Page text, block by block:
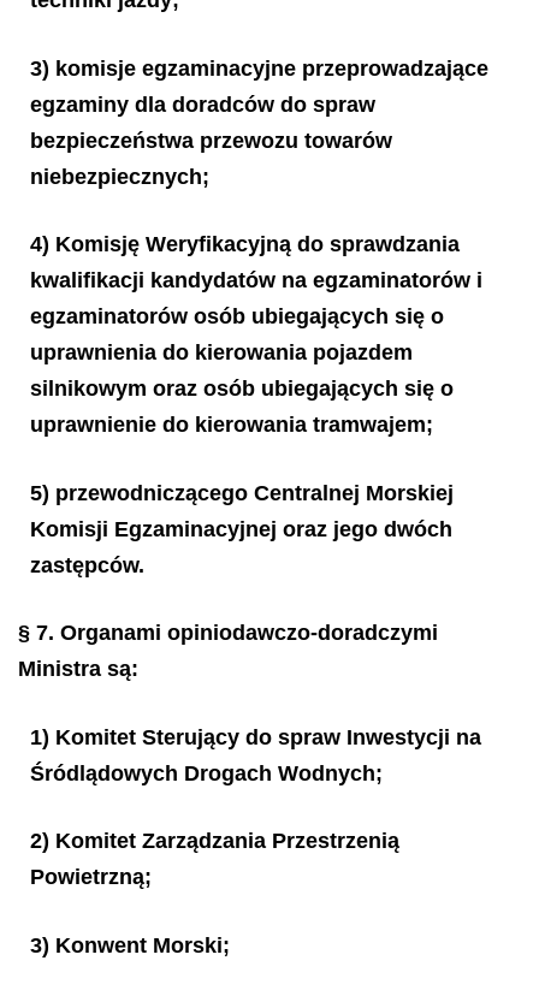
3) komisje egzaminacyjne przeprowadzające
egzaminy dla doradców do spraw
bezpieczeństwa przewozu towarów
niebezpiecznych;
4) Komisję Weryfikacyjną do sprawdzania
kwalifikacji kandydatów na egzaminatorów i
egzaminatorów osób ubiegających się o
uprawnienia do kierowania pojazdem
silnikowym oraz osób ubiegających się o
uprawnienie do kierowania tramwajem;
5) przewodniczącego Centralnej Morskiej
Komisji Egzaminacyjnej oraz jego dwóch
zastępców.
§ 7. Organami opiniodawczo-doradczymi
Ministra są:
1) Komitet Sterujący do spraw Inwestycji na
Śródlądowych Drogach Wodnych;
2) Komitet Zarządzania Przestrzenią
Powietrzną;
3) Konwent Morski;